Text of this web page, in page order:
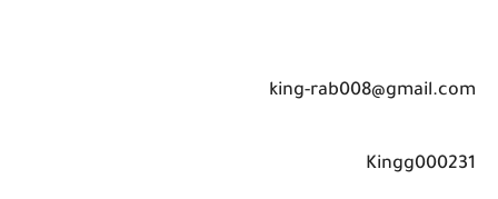
king-rab008@gmail.com
Kingg000231